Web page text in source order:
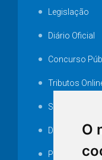
O
Legislação
Diário Oficial
Concurso
Tributos
Serviços ISS-E
Decretos
Portarias